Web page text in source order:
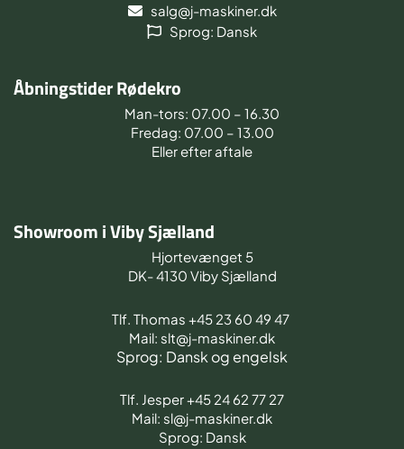
salg@j-maskiner.dk
Sprog: Dansk
Åbningstider Rødekro
Man-tors: 07.00 – 16.30
Fredag: 07.00 – 13.00
Eller efter aftale
Showroom i Viby Sjælland
Hjortevænget 5
DK- 4130 Viby Sjælland
Tlf. Thomas +45 23 60 49 47
Mail: slt@j-maskiner.dk
Sprog: Dansk og engelsk
Tlf. Jesper +45 24 62 77 27
Mail: sl@j-maskiner.dk
Sprog: Dansk